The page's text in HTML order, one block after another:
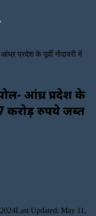
प्रदेश के पूर्वी गोदावरी में
आंध्र प्रदेश के
7 करोड़ रुपये जब्त
Last Updated: May 11,